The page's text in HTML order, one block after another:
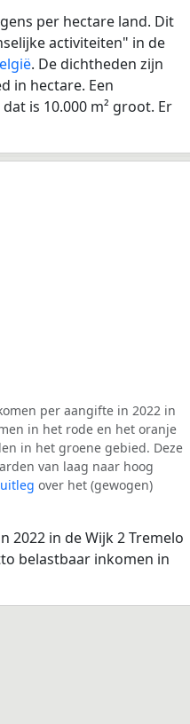
per hectare land. Dit
activiteiten" in de
. De dichtheden zijn
in hectare. Een
is 10.000 m² groot. Er
per aangifte in 2022 in
in het rode en het oranje
in het groene gebied. Deze
van laag naar hoog
over het (gewogen)
in de Wijk 2 Tremelo
belastbaar inkomen in